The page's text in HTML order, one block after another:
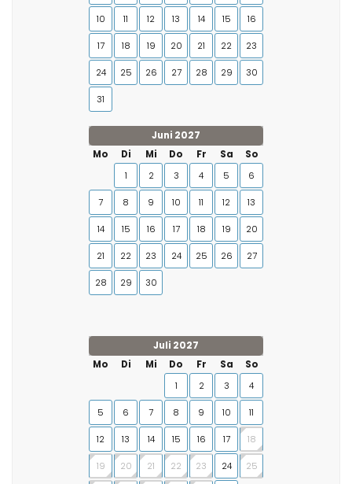
10 11 12 13 14 15 16
17 18 19 20 21 22 23
24 25 26 27 28 29 30
31
Juni 2027
Mo
Di Mi Do Fr Sa
So
1
2 3 4 5 6
7 8 9 10 11 12 13
14 15 16 17 18 19 20
21 22 23 24 25 26 27
28 29 30
Juli 2027
Mo
Di Mi Do Fr Sa
So
1
2 3 4
5 6 7 8 9 10 11
12 13 14 15 16 17 18
19 20 21 22 23 24 25